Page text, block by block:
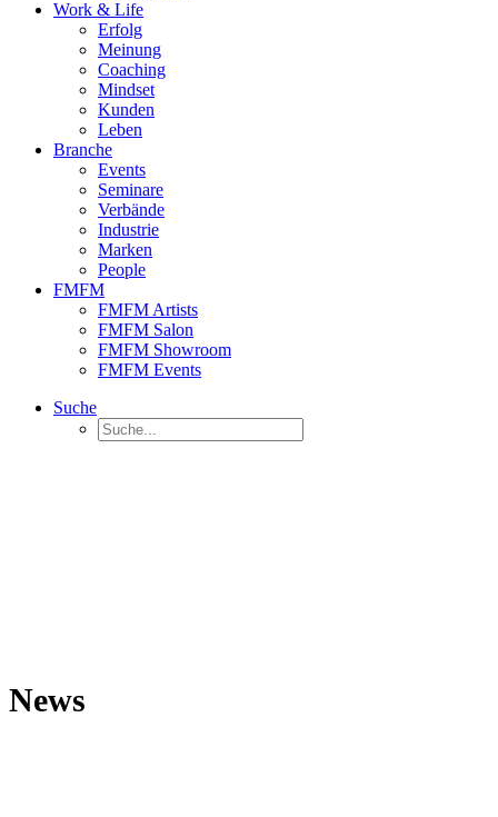
Work & Life
Erfolg
Meinung
Coaching
Mindset
Kunden
Leben
Branche
Events
Seminare
Verbände
Industrie
Marken
People
FMFM
FMFM Artists
FMFM Salon
FMFM Showroom
FMFM Events
Suche
News